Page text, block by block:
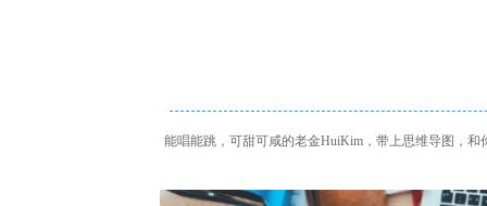
能唱能跳，可甜可咸的老金HuiKim，带上思维导图，